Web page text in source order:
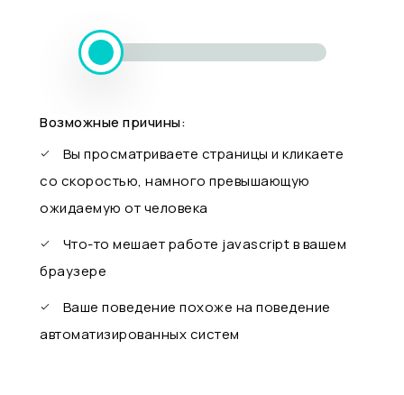
Возможные причины:
Вы просматриваете страницы и кликаете
со скоростью, намного превышающую
ожидаемую от человека
Что-то мешает работе javascript в вашем
браузере
Ваше поведение похоже на поведение
автоматизированных систем